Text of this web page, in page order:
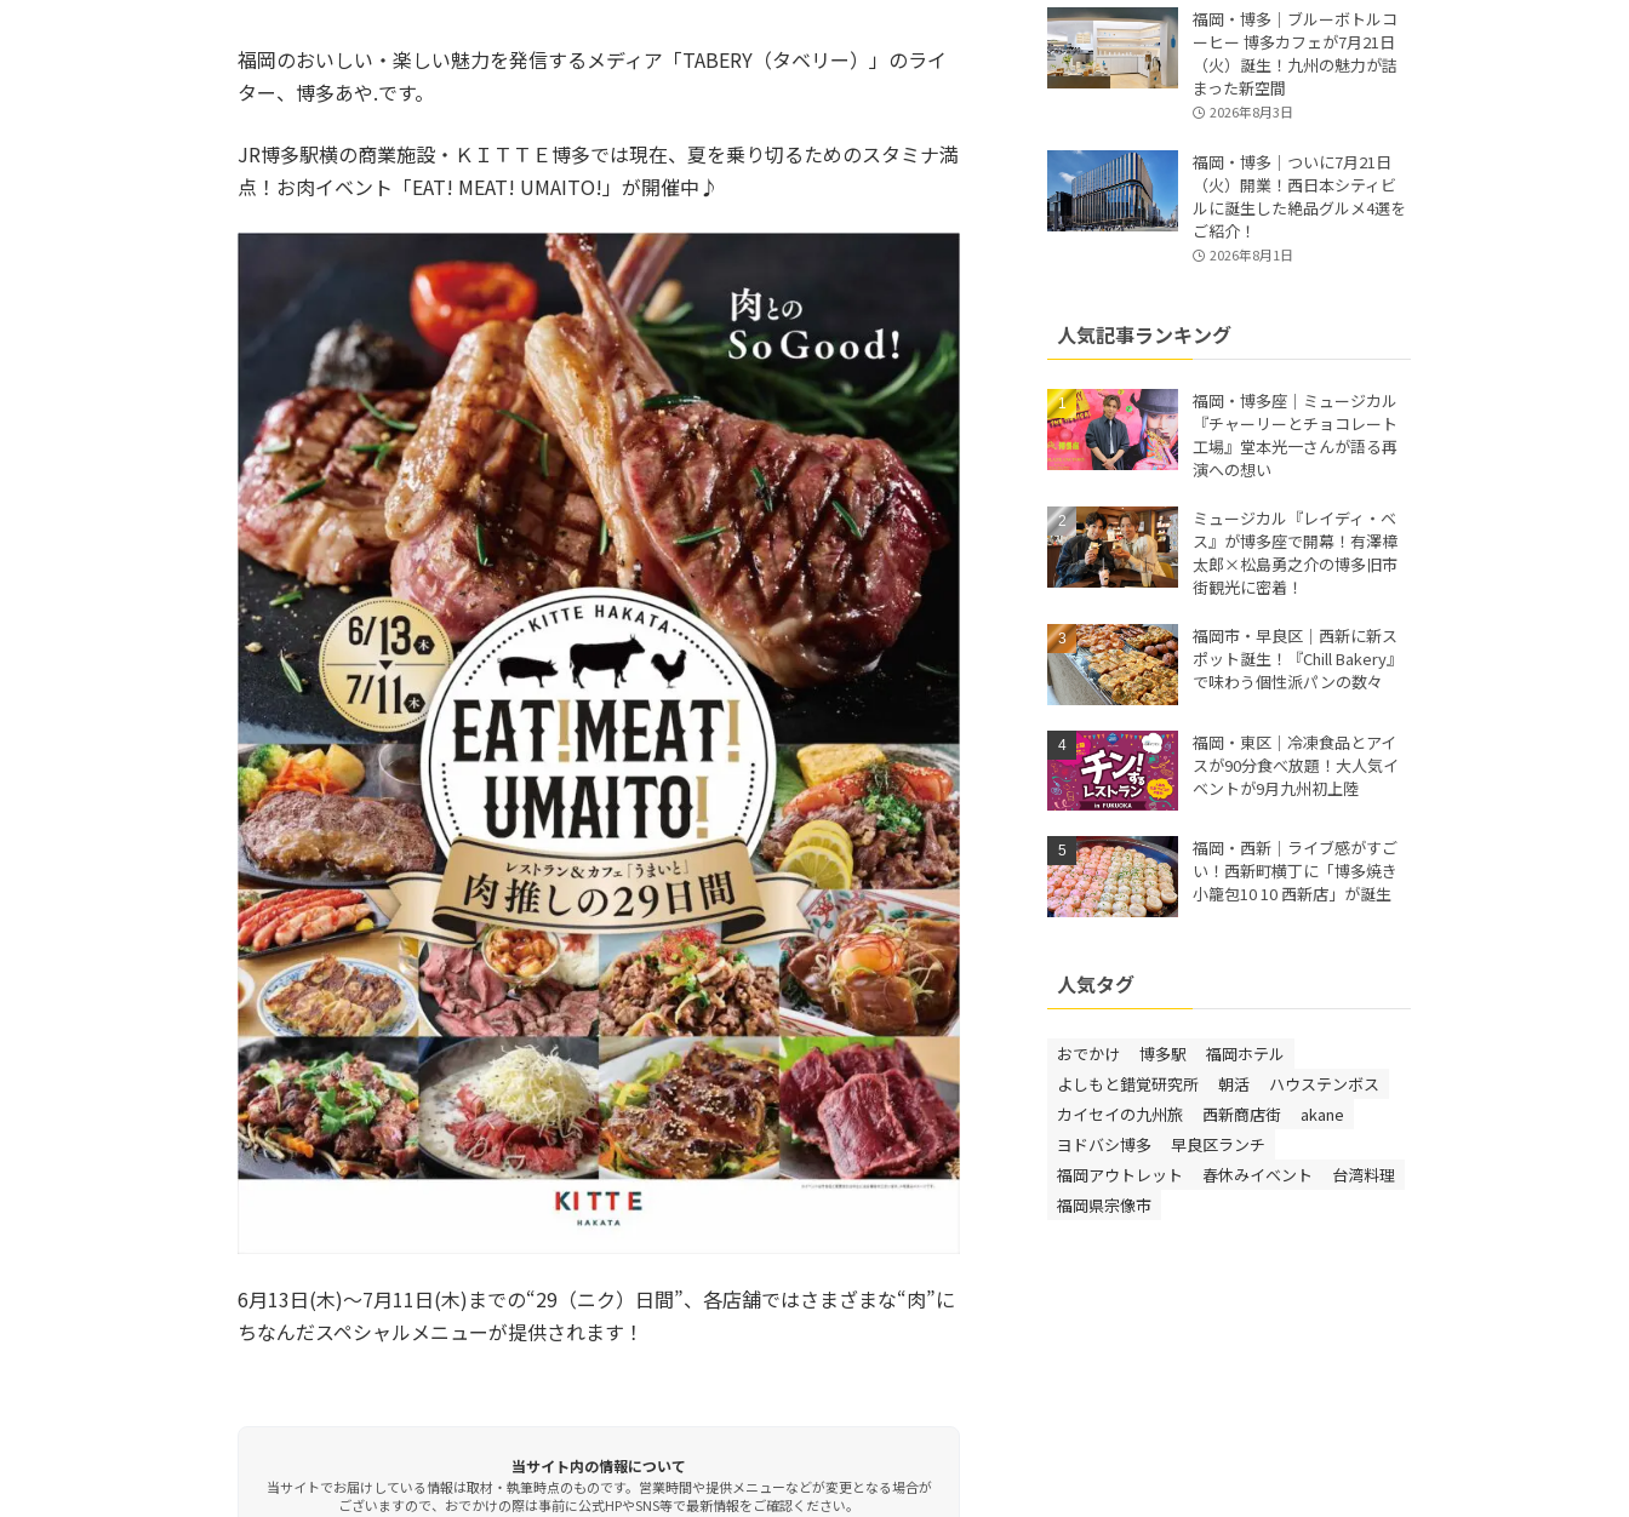
福岡のおいしい・楽しい魅力を発信するメディア「TABERY（タベリー）」のライ
ター、博多あや.です。
JR博多駅横の商業施設・ＫＩＴＴＥ博多では現在、夏を乗り切るためのスタミナ満
点！お肉イベント「EAT! MEAT! UMAITO!」が開催中♪
6月13日(木)〜7月11日(木)までの“29（ニク）日間”、各店舗ではさまざまな“肉”に
ちなんだスペシャルメニューが提供されます！
当サイト内の情報について
当サイトでお届けしている情報は取材・執筆時点のものです。営業時間や提供メニューなどが変更となる場合が
ございますので、おでかけの際は事前に公式HPやSNS等で最新情報をご確認ください。
福岡・博多｜ブルーボトルコ
ーヒー 博多カフェが7月21日
（火）誕生！九州の魅力が詰
まった新空間
2026年8月3日
福岡・博多｜ついに7月21日
（火）開業！西日本シティビ
ルに誕生した絶品グルメ4選を
ご紹介！
2026年8月1日
人気記事ランキング
福岡・博多座｜ミュージカル
『チャーリーとチョコレート
工場』堂本光一さんが語る再
演への想い
ミュージカル『レイディ・ベ
ス』が博多座で開幕！有澤樟
太郎×松島勇之介の博多旧市
街観光に密着！
福岡市・早良区｜西新に新ス
ポット誕生！『Chill Bakery』
で味わう個性派パンの数々
福岡・東区｜冷凍食品とアイ
スが90分食べ放題！大人気イ
ベントが9月九州初上陸
福岡・西新｜ライブ感がすご
い！西新町横丁に「博多焼き
小籠包10 10 西新店」が誕生
人気タグ
おでかけ 博多駅
福岡ホテル
よしもと錯覚研究所
朝活
ハウステンボス
カイセイの九州旅
西新商店街
akane
ヨドバシ博多
早良区ランチ
福岡アウトレット
春休みイベント
台湾料理
福岡県宗像市